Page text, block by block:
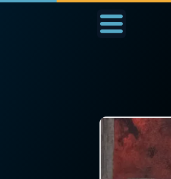
Prier au quotidien
Avec Thérèse de